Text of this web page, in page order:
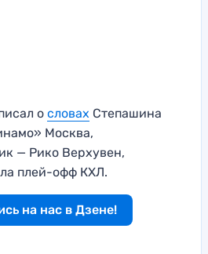
о словах Степашина
Москва,
— Рико Верхувен,
плей-офф КХЛ.
на нас в Дзене!